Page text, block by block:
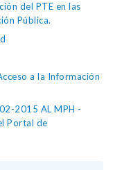
del PTE en las
Pública.
a la Información
2015 AL MPH -
Portal de